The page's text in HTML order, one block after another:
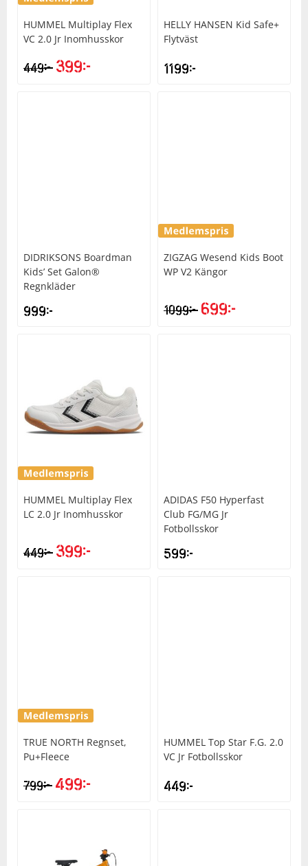
HUMMEL Multiplay Flex
VC 2.0 Jr Inomhusskor
449kr 399kr
HELLY HANSEN Kid Safe+
Flytväst
1199kr
DIDRIKSONS Boardman
Kids’ Set Galon®
Regnkläder
999kr
ZIGZAG Wesend Kids Boot
WP V2 Kängor
1099kr 699kr
HUMMEL Multiplay Flex
LC 2.0 Jr Inomhusskor
449kr 399kr
ADIDAS F50 Hyperfast
Club FG/MG Jr
Fotbollsskor
599kr
TRUE NORTH Regnset,
Pu+Fleece
799kr 499kr
HUMMEL Top Star F.G. 2.0
VC Jr Fotbollsskor
449kr